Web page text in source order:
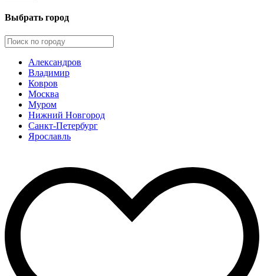
Выбрать город
Александров
Владимир
Ковров
Москва
Муром
Нижний Новгород
Санкт-Петербург
Ярославль